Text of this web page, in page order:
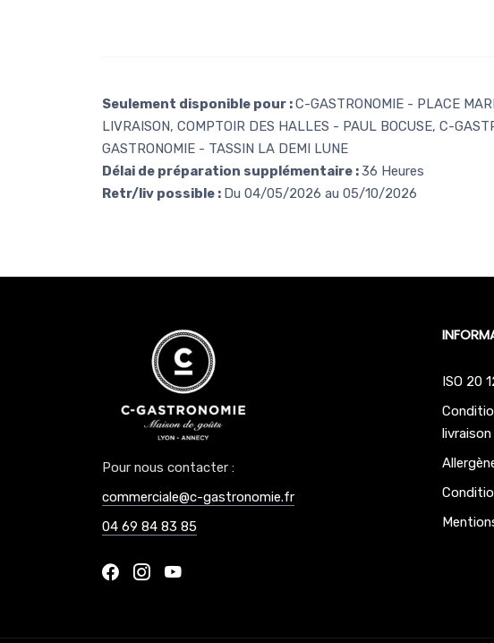
Seulement disponible pour :C-GASTRONOMIE - PLACE
LIVRAISON, COMPTOIR DES HALLES - PAUL BOCUSE, C-
GASTRONOMIE - TASSIN LA DEMI LUNE
Délai de préparation supplémentaire :36 Heures
Retr/liv possible : Du 04/05/2026 au 05/10/2026
Pour nous contacter :
commerciale@c-gastronomie.fr
04 69 84 83 85
ISO 20
livraison